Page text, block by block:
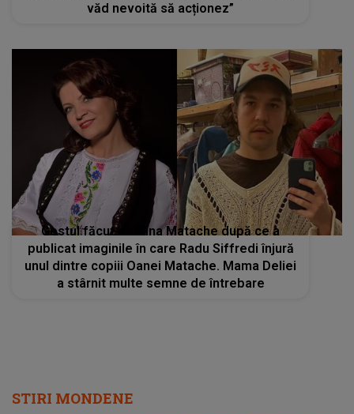
văd nevoită să acționez”
Gestul făcut de Gina Matache după ce a
publicat imaginile în care Radu Siffredi înjură
unul dintre copiii Oanei Matache. Mama Deliei
a stârnit multe semne de întrebare
STIRI MONDENE